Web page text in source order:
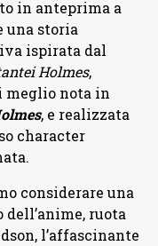
in anteprima a
una storia
ispirata dal
Holmes,
meglio nota in
, e realizzata
character
considerare una
ruota
l’affascinante